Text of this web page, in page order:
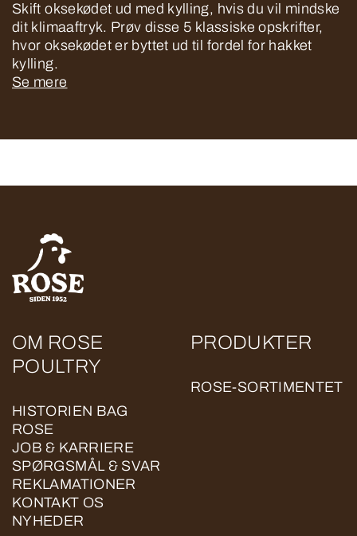
Skift oksekødet ud med kylling, hvis du vil mindske
dit klimaaftryk. Prøv disse 5 klassiske opskrifter,
hvor oksekødet er byttet ud til fordel for hakket
kylling.
Se mere
OM ROSE
POULTRY
HISTORIEN BAG
ROSE
JOB & KARRIERE
SPØRGSMÅL & SVAR
REKLAMATIONER
KONTAKT OS
NYHEDER
PRODUKTER
ROSE-SORTIMENTET